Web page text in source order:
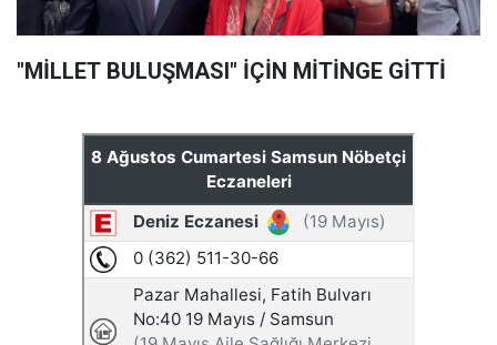
"MİLLET BULUŞMASI" İÇİN MİTİNGE GİTTİ